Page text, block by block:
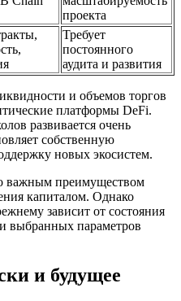
проекта
Требует
постоянного
аудита и развития
и объемов торгов
платформы DeFi.
развивается очень
собственную
новых экосистем.
важным преимуществом
капиталом. Однако
зависит от состояния
выбранных параметров
и будущее